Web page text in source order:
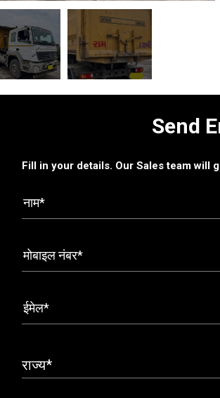
Send
Fill in your details. Our Sales team will